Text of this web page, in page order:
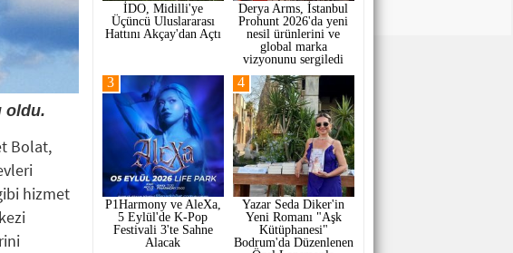
oldu.
Bolat,
hizmet
İDO, Midilli'ye
Üçüncü Uluslararası
Hattını Akçay'dan Açtı
Derya Arms, İstanbul
Prohunt 2026'da yeni
nesil ürünlerini ve
global marka
vizyonunu sergiledi
P1Harmony ve AleXa,
5 Eylül'de K-Pop
Festivali 3'te Sahne
Alacak
3
Yazar Seda Diker'in
Yeni Romanı "Aşk
Kütüphanesi"
Bodrum'da Düzenlenen
4